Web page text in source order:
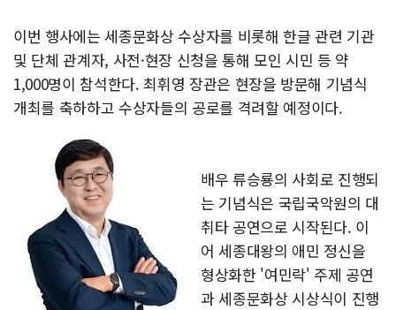
이번 행사에는 세종문화상 수상자를 비롯해 한글 관련 기관
및 단체 관계자, 사전·현장 신청을 통해 모인 시민 등 약
1,000명이 참석한다. 최휘영 장관은 현장을 방문해 기념식
개최를 축하하고 수상자들의 공로를 격려할 예정이다.
배우 류승룡의 사회로 진행되
는 기념식은 국립국악원의 대
취타 공연으로 시작된다. 이
어 세종대왕의 애민 정신을
형상화한 '여민락' 주제 공연
과 세종문화상 시상식이 진행